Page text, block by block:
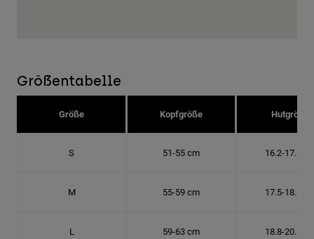
Größentabelle
Größe Kopfgröße Hutgröße
S 51-55 cm 16.2-17.5
M 55-59 cm 17.5-18.8
L 59-63 cm 18.8-20.1